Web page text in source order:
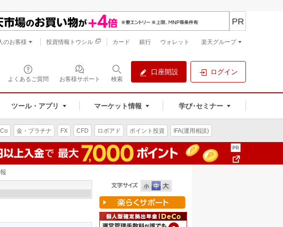
よくあるご質問 お客様サポート 検索
口座開設 ログイン
ツール・アプリ マーケット情報 学び･セミナー
PR
のお客様 投資情報トウシル カード 銀行 ウォレット 楽天グループ
金・プラチナ FX CFD ロボアド ポイント投資 IFA(運用相談)